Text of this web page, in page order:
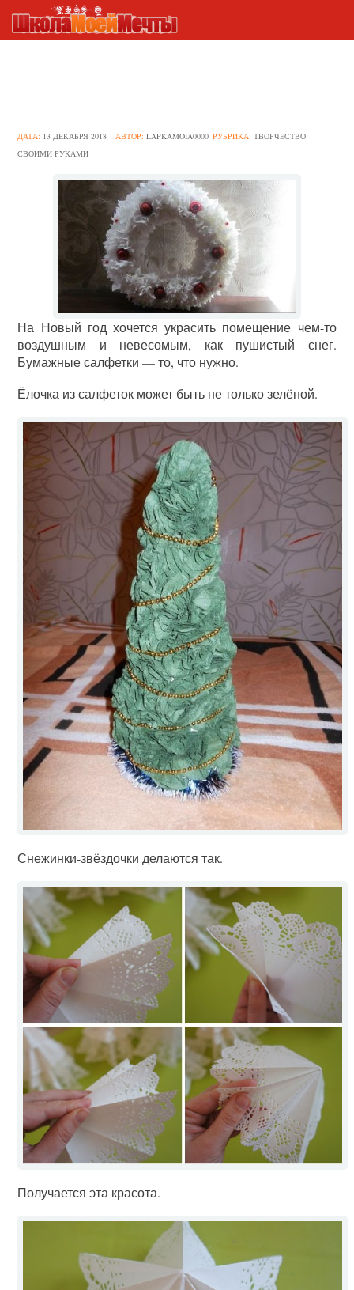
ДАТА: 13 ДЕКАБРЯ 2018 АВТОР:LAPKAMOIA0000 РУБРИКА:ТВОРЧЕСТВО
СВОИМИ РУКАМИ
На Новый год хочется украсить помещение чем-то
воздушным и невесомым, как пушистый снег.
Бумажные салфетки — то, что нужно.
Ёлочка из салфеток может быть не только зелёной.
Снежинки-звёздочки делаются так.
Получается эта красота.